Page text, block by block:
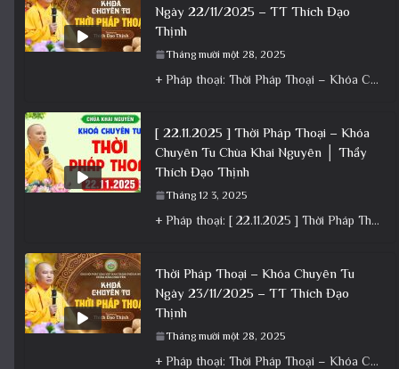
Ngày 22/11/2025 – TT Thích Đạo
Thịnh
Tháng mười một 28, 2025
+ Pháp thoại: Thời Pháp Thoại – Khóa Chuyên Tu Ngày 22/11/2025 – TT Thích Đạo Thịnh + Album: Pháp
[ 22.11.2025 ] Thời Pháp Thoại – Khóa
Chuyên Tu Chùa Khai Nguyên │ Thầy
Thích Đạo Thịnh
Tháng 12 3, 2025
+ Pháp thoại: [ 22.11.2025 ] Thời Pháp Thoại – Khóa Chuyên Tu Chùa Khai Nguyên │ Thầy Thích Đạo
Thời Pháp Thoại – Khóa Chuyên Tu
Ngày 23/11/2025 – TT Thích Đạo
Thịnh
Tháng mười một 28, 2025
+ Pháp thoại: Thời Pháp Thoại – Khóa Chuyên Tu Ngày 23/11/2025 – TT Thích Đạo Thịnh + Album: Pháp